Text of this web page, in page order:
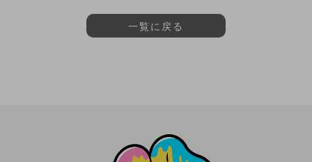
一覧に戻る